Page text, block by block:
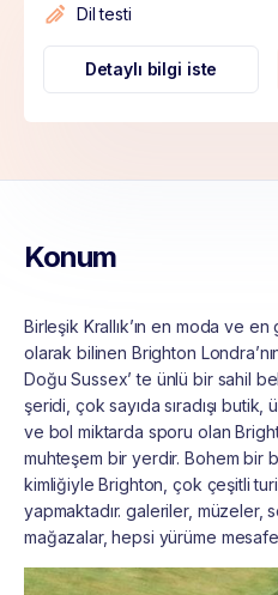
Dil testi
Detaylı bilgi iste
Konum
Birleşik Krallık’ın en moda ve
olarak bilinen Brighton
Doğu Sussex’ te ünlü bir sahil
şeridi, çok sayıda sıradışı
ve bol miktarda sporu olan
muhteşem bir yerdir. Bohem bir
kimliğiyle Brighton, çok çeşitli
yapmaktadır. galeriler, müzeler,
mağazalar, hepsi yürüme